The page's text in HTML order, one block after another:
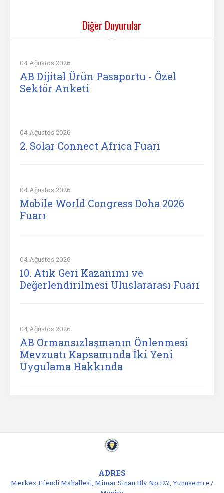
Diğer Duyurular
04 Ağustos 2026
AB Dijital Ürün Pasaportu - Özel
Sektör Anketi
04 Ağustos 2026
2. Solar Connect Africa Fuarı
04 Ağustos 2026
Mobile World Congress Doha 2026
Fuarı
04 Ağustos 2026
10. Atık Geri Kazanımı ve
Değerlendirilmesi Uluslararası Fuarı
04 Ağustos 2026
AB Ormansızlaşmanın Önlenmesi
Mevzuatı Kapsamında İki Yeni
Uygulama Hakkında
ADRES
Merkez Efendi Mahallesi, Mimar Sinan Blv No:127, Yunusemre /